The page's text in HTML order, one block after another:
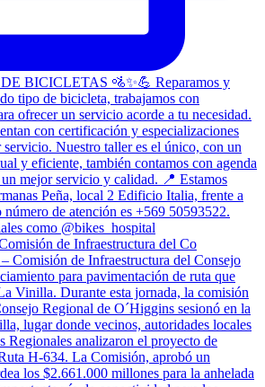
de Infraestructura del Co